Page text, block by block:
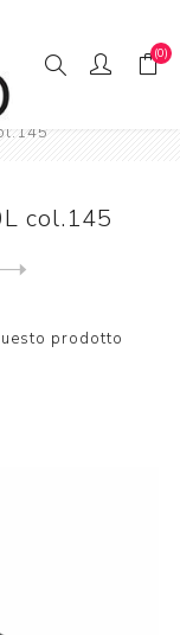
(0)
da sole
col.145
prodotto